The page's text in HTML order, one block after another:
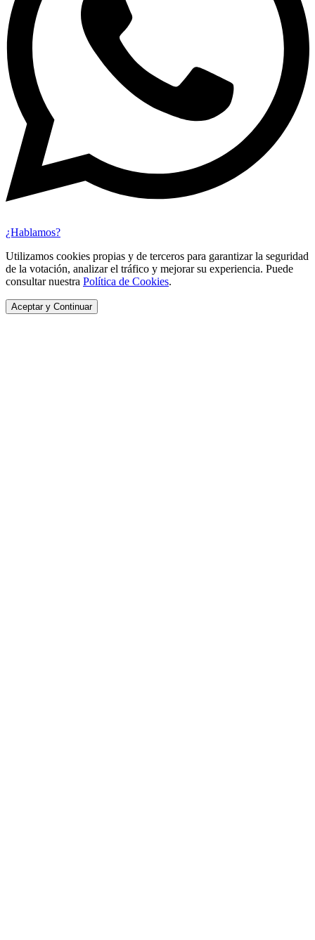
¿Hablamos?
Utilizamos cookies propias y de terceros para garantizar la seguridad
de la votación, analizar el tráfico y mejorar su experiencia. Puede
consultar nuestra Política de Cookies.
Aceptar y Continuar